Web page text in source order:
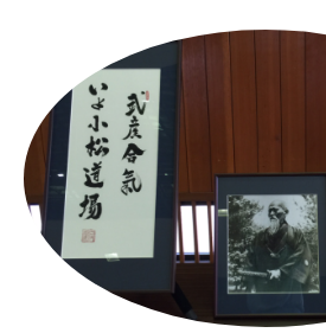
ツ
へ
ス
キ